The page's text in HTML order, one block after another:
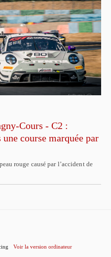
Cours - C2 :
course marquée par
rouge causé par l’accident de
Voir la version ordinateur